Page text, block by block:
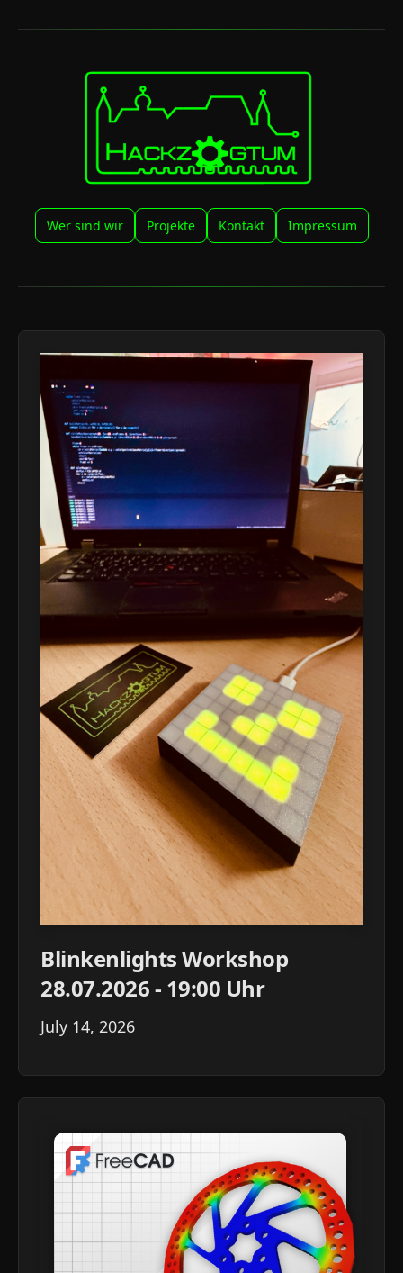
Wer sind wir Projekte Kontakt Impressum
Blinkenlights Workshop
28.07.2026 - 19:00 Uhr
July 14, 2026